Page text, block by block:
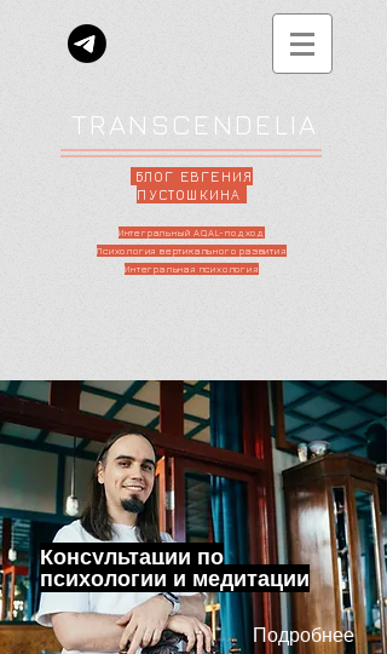
TRANSCENDELIA
БЛОГ ЕВГЕНИЯ
ПУСТОШКИНА
Интегральный AQAL-подход
Психология вертикального развития
Интегральная психология
Консультации по
психологии и медитации
Подробнее